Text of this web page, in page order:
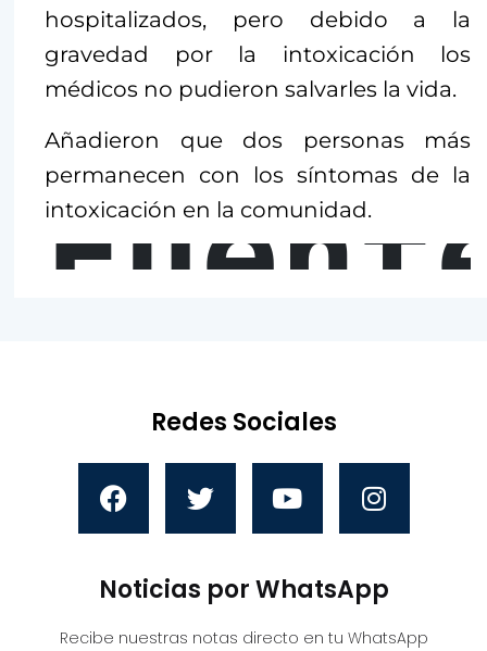
hospitalizados, pero debido a la
gravedad por la intoxicación los
médicos no pudieron salvarles la vida.
Añadieron que dos personas más
permanecen con los síntomas de la
intoxicación en la comunidad.
Redes Sociales
Noticias por WhatsApp
Recibe nuestras notas directo en tu WhatsApp